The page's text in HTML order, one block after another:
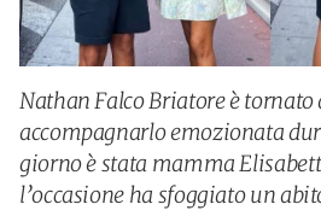
Nathan Falco Briatore è tornato
accompagnarlo emozionata
giorno è stata mamma
l’occasione ha sfoggiato un